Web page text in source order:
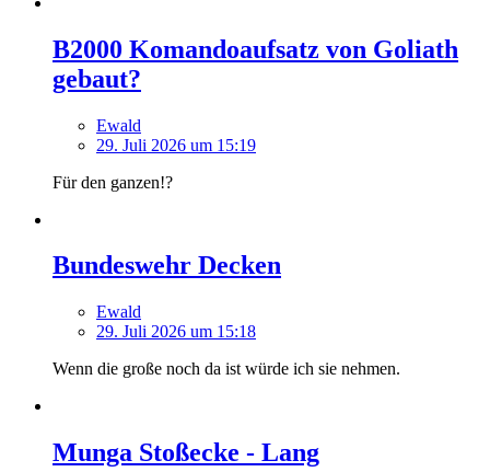
B2000 Komandoaufsatz von Goliath
gebaut?
Ewald
29. Juli 2026 um 15:19
Für den ganzen!?
Bundeswehr Decken
Ewald
29. Juli 2026 um 15:18
Wenn die große noch da ist würde ich sie nehmen.
Munga Stoßecke - Lang